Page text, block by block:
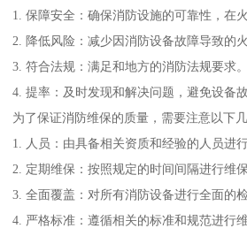
1. 保障安全：确保消防设施的可靠性，在
2. 降低风险：减少因消防设备故障导致的火
3. 符合法规：满足和地方的消防法规要求。
4. 提率：及时发现和解决问题，避免设备
为了保证消防维保的质量，需要注意以下几
1. 人员：由具备相关资质和经验的人员进
2. 定期维保：按照规定的时间间隔进行维
3. 全面覆盖：对所有消防设备进行全面的
4. 严格标准：遵循相关的标准和规范进行维